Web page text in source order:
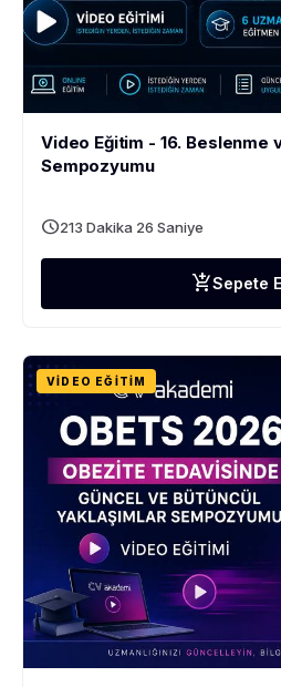
Video Eğitim - 16. Beslenme
Sempozyumu
schedule213 Dakika 26 Saniye
add_shopping_cartSepete
VIDEO EĞITIM